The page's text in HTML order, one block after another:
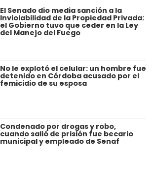
El Senado dio media sanción a la
Inviolabilidad de la Propiedad Privada:
el Gobierno tuvo que ceder en la Ley
del Manejo del Fuego
No le explotó el celular: un hombre fue
detenido en Córdoba acusado por el
femicidio de su esposa
Condenado por drogas y robo,
cuando salió de prisión fue becario
municipal y empleado de Senaf